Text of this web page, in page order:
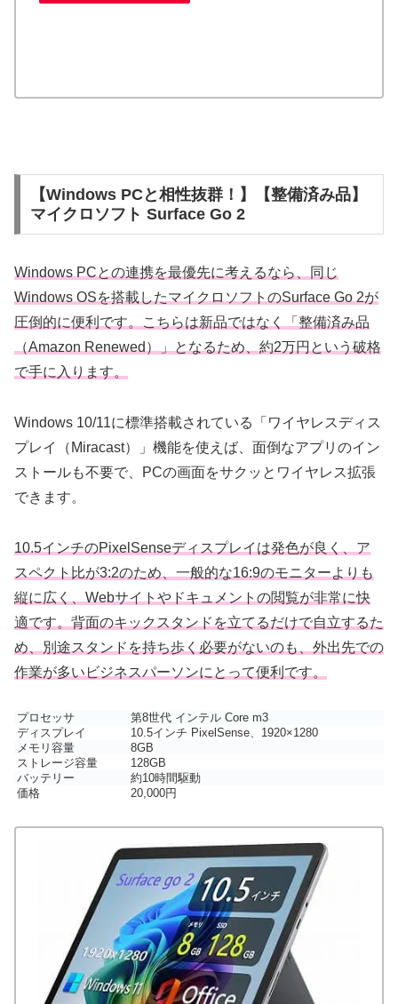
【Windows PCと相性抜群！】【整備済み品】
マイクロソフト Surface Go 2
Windows PCとの連携を最優先に考えるなら、同じ
Windows OSを搭載したマイクロソフトのSurface Go 2が
圧倒的に便利です。こちらは新品ではなく「整備済み品
（Amazon Renewed）」となるため、約2万円という破格
で手に入ります。
Windows 10/11に標準搭載されている「ワイヤレスディス
プレイ（Miracast）」機能を使えば、面倒なアプリのイン
ストールも不要で、PCの画面をサクッとワイヤレス拡張
できます。
10.5インチのPixelSenseディスプレイは発色が良く、ア
スペクト比が3:2のため、一般的な16:9のモニターよりも
縦に広く、Webサイトやドキュメントの閲覧が非常に快
適です。背面のキックスタンドを立てるだけで自立するた
め、別途スタンドを持ち歩く必要がないのも、外出先での
作業が多いビジネスパーソンにとって便利です。
プロセッサ
第8世代 インテル Core m3
ディスプレイ
10.5インチ PixelSense、1920×1280
メモリ容量
8GB
ストレージ容量
128GB
バッテリー
約10時間駆動
価格
20,000円